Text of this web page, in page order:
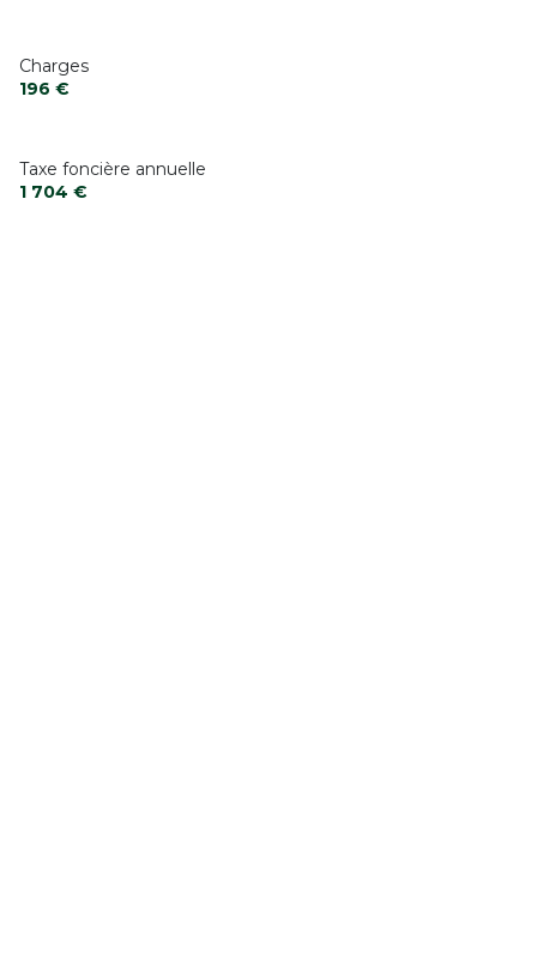
Charges
196 €
Taxe foncière annuelle
1 704 €